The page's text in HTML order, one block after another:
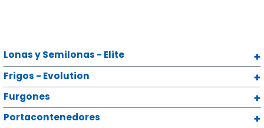
Lonas y Semilonas - Elite
Frigos - Evolution
Furgones
Portacontenedores